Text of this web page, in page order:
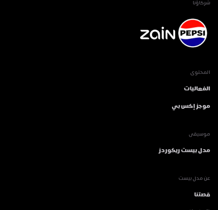
شركاؤنا
المحتوى
الفعاليات
موجز إكس بي
موسيقى
مدل بيست ريكوردز
عن مدل بيست
قصتنا